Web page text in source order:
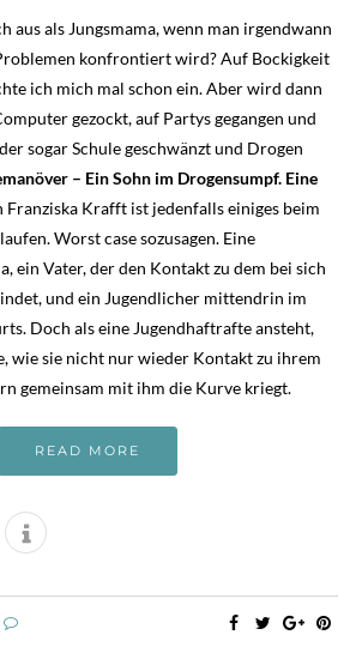
aus als Jungsmama, wenn man irgendwann
konfrontiert wird? Auf Bockigkeit
ich mich mal schon ein. Aber wird dann
gezockt, auf Partys gegangen und
sogar Schule geschwänzt und Drogen
– Ein Sohn im Drogensumpf. Eine
Franziska Krafft ist jedenfalls einiges beim
Worst case sozusagen. Eine
ein Vater, der den Kontakt zu dem bei sich
und ein Jugendlicher mittendrin im
Doch als eine Jugendhaftrafte ansteht,
wie sie nicht nur wieder Kontakt zu ihrem
gemeinsam mit ihm die Kurve kriegt.
READ MORE